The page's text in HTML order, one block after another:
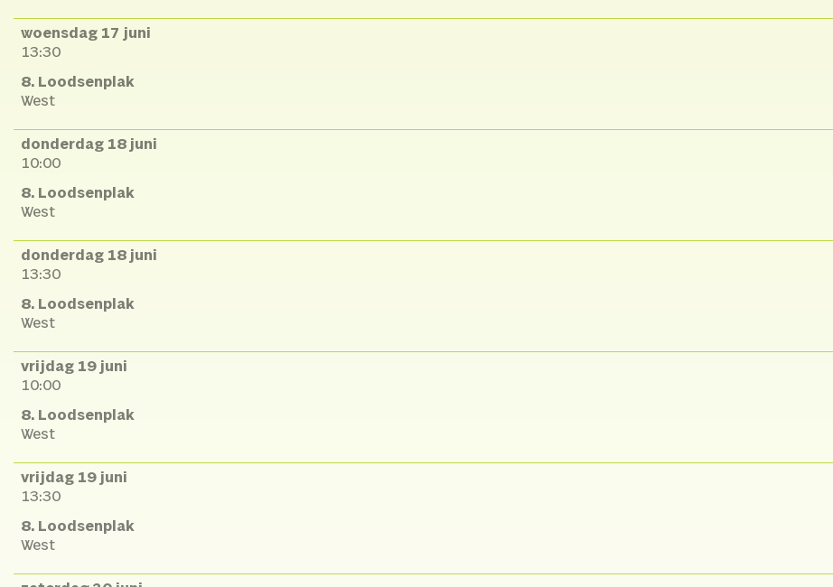
woensdag 17 juni
13:30
8. Loodsenplak
West
donderdag 18 juni
10:00
8. Loodsenplak
West
donderdag 18 juni
13:30
8. Loodsenplak
West
vrijdag 19 juni
10:00
8. Loodsenplak
West
vrijdag 19 juni
13:30
8. Loodsenplak
West